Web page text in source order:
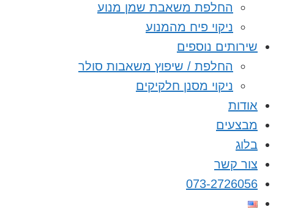
החלפת משאבת שמן מנוע
ניקוי פיח מהמנוע
שירותים נוספים
החלפת / שיפוץ משאבות סולר
ניקוי מסנן חלקיקים
אודות
מבצעים
בלוג
צור קשר
073-2726056